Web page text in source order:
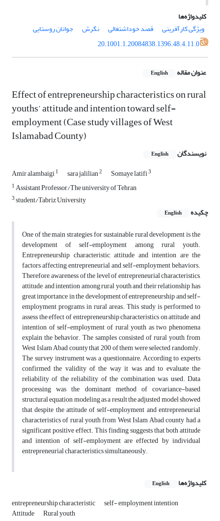
کلیدواژه‌ها
ویژگی کارآفرینی
قصد خوداشتغالی نگرش
جوانان روستایی
20.1001.1.20084838.1396.48.4.11.0
عنوان مقاله English
Effect of entrepreneurship characteristics on rural
youths’ attitude and intention toward self-
employment (Case study villages of West
Islamabad County)
نویسندگان English
Amir alambaigi1 sara jalilian2 Somaye latifi3
1Assistant Professor/The university of Tehran
3student/Tabriz University
چکیده
English
One of the main strategies for sustainable rural development is the
development of self-employment among rural youth.
Entrepreneurship characteristic, attitude and intention are the
factors affecting entrepreneurial and self-employment behaviors.
Therefore, awareness of the level of entrepreneurial characteristics,
attitude, and intention among rural youth and their relationship has
great importance in the development of entrepreneurship and self-
employment programs in rural areas. This study is performed to
assess the effect of entrepreneurship characteristics on attitude and
intention of self-employment of rural youth as two phenomena
explain the behavior. The samples consisted of rural youth from
West Islam Abad county that 200 of them were selected randomly.
The survey instrument was a questionnaire; According to experts
confirmed the validity of the way it was and to evaluate the
reliability of the reliability of the combination was used. Data
processing was the dominant method of covariance-based
structural equation modeling as a result the adjusted model showed
that despite the attitude of self-employment and entrepreneurial
characteristics of rural youth from West Islam Abad county had a
significant positive effect. This finding suggests that both attitude
and intention of self-employment are effected by individual
entrepreneurial characteristics simultaneously.
کلیدواژه‌ها English
entrepreneurship characteristic self- employment intention
Attitude Rural youth